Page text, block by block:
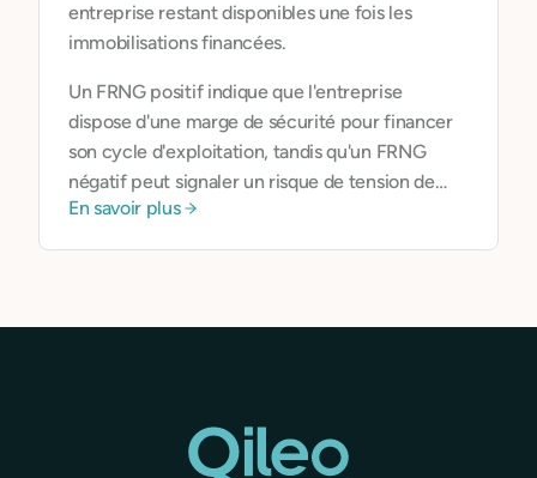
entreprise restant disponibles une fois les
immobilisations financées.
Un FRNG positif indique que l'entreprise
dispose d'une marge de sécurité pour financer
son cycle d'exploitation, tandis qu'un FRNG
négatif peut signaler un risque de tension de
trésorerie.
En savoir plus